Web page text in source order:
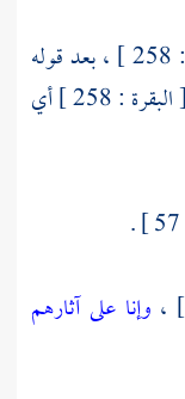
[ البقرة : 258 ] ، بعد قوله
[ البقرة : 258 ] أي
وإنا على آثارهم